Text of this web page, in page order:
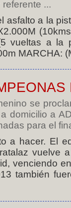
...
asfalto a la
vueltas a la
MARCHA:
se
domicilio a
para el
a hacer. El
vuelve
venciendo
también